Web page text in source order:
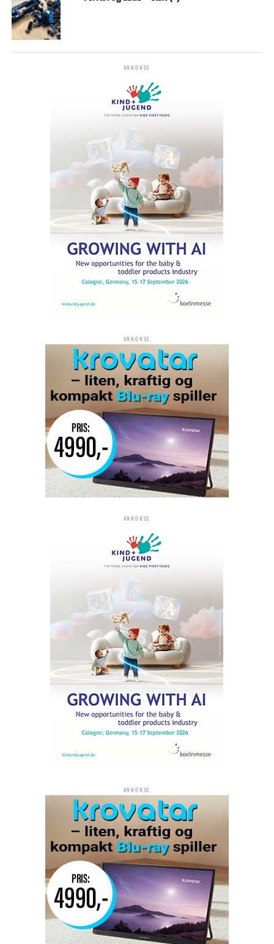
ANNONSE
ANNONSE
ANNONSE
ANNONSE